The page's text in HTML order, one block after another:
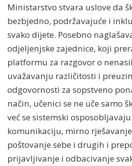
Ministarstvo stvara uslove da
bezbjedno, podržavajuće i
svako dijete. Posebno
odjeljenjske zajednice, koji
platformu za razgovor o
uvažavanju različitosti i
odgovornosti za sopstveno
način, učenici se ne uče samo
već se sistemski
komunikaciju, mirno
poštovanje sebe i drugih i
prijavljivanje i odbacivanje